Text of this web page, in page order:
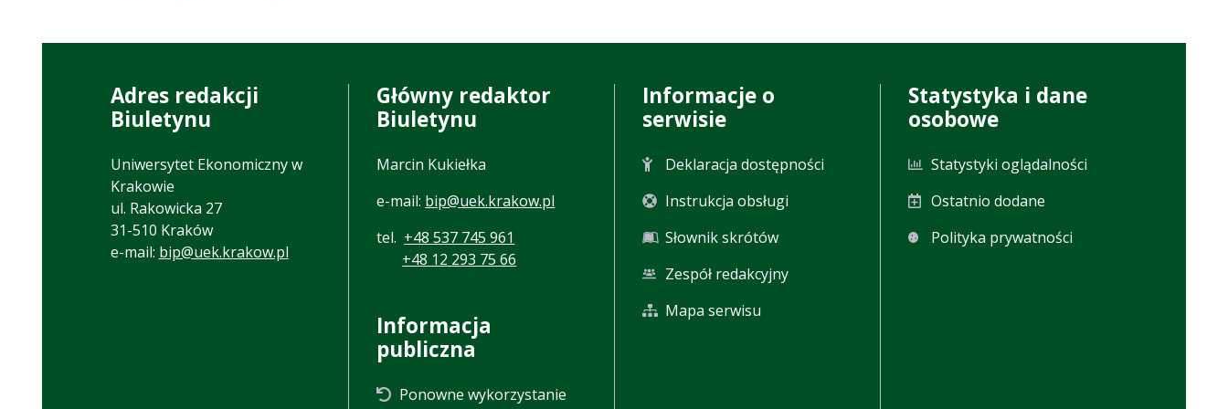
Adres redakcji
Biuletynu
Uniwersytet Ekonomiczny w
Krakowie
ul. Rakowicka 27
31-510 Kraków
e-mail: bip@uek.krakow.pl
Główny redaktor
Biuletynu
Marcin Kukiełka
e-mail: bip@uek.krakow.pl
tel. +48 537 745 961
+48 12 293 75 66
Informacja
publiczna
Ponowne wykorzystanie
Informacje o
serwisie
Deklaracja dostępności
Instrukcja obsługi
Słownik skrótów
Zespół redakcyjny
Mapa serwisu
Statystyka i dane
osobowe
Statystyki oglądalności
Ostatnio dodane
Polityka prywatności